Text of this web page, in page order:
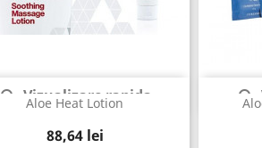
Aloe Heat Lotion
Pret
88,64 lei
 Vizualizare rapida 